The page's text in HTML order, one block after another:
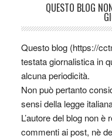
QUESTO BLOG
Questo blog (https://
testata giornalistica in
alcuna periodicità.
Non può pertanto
sensi della legge
L’autore del blog non
commenti ai post, nè